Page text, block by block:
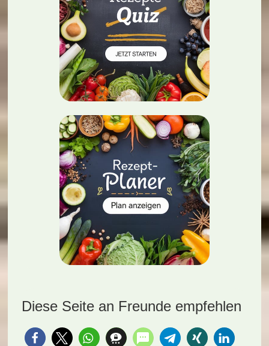
Diese Seite an Freunde empfehlen